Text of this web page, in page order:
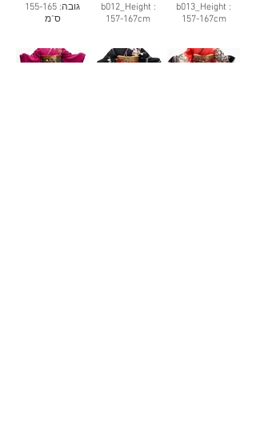
גובה: 155-165
ס"מ
b012_Height :
157-167cm
b013_Height :
157-167cm